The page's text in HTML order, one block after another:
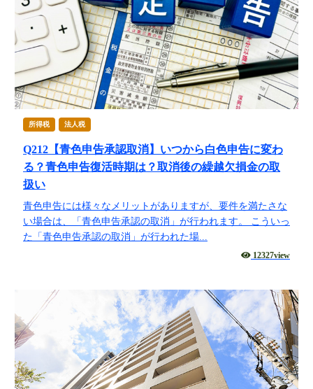
所得税 法人税
Q212【青色申告承認取消】いつから白色申告に変わ
る？青色申告復活時期は？取消後の繰越欠損金の取
扱い
青色申告には様々なメリットがありますが、要件を満たさな
い場合は、「青色申告承認の取消」が行われます。 こういっ
た「青色申告承認の取消」が行われた場...
12327view